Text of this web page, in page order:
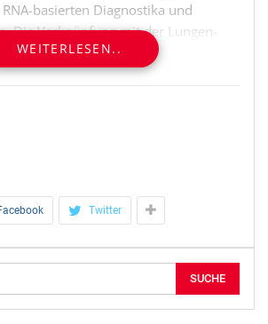
basierten Diagnostika und
Die Verknüpfung mit der Lungen-
dem Bereich, auf den sich
in Hannover bereits seit 40 Jahren
jährigen Jubiläums haben die beiden
ITEM, Prof. Norbert Krug
Thum, am 13. Juli zu einem
eingeladen. Gemeinsam mit
Björn Thümler,
Präsident der Medizinischen
(MHH), und Prof. Ulrike Köhl,
Instituts für Zelltherapie und
diskutierten sie, wie der bisherige
WEITERLESEN..
Twitter